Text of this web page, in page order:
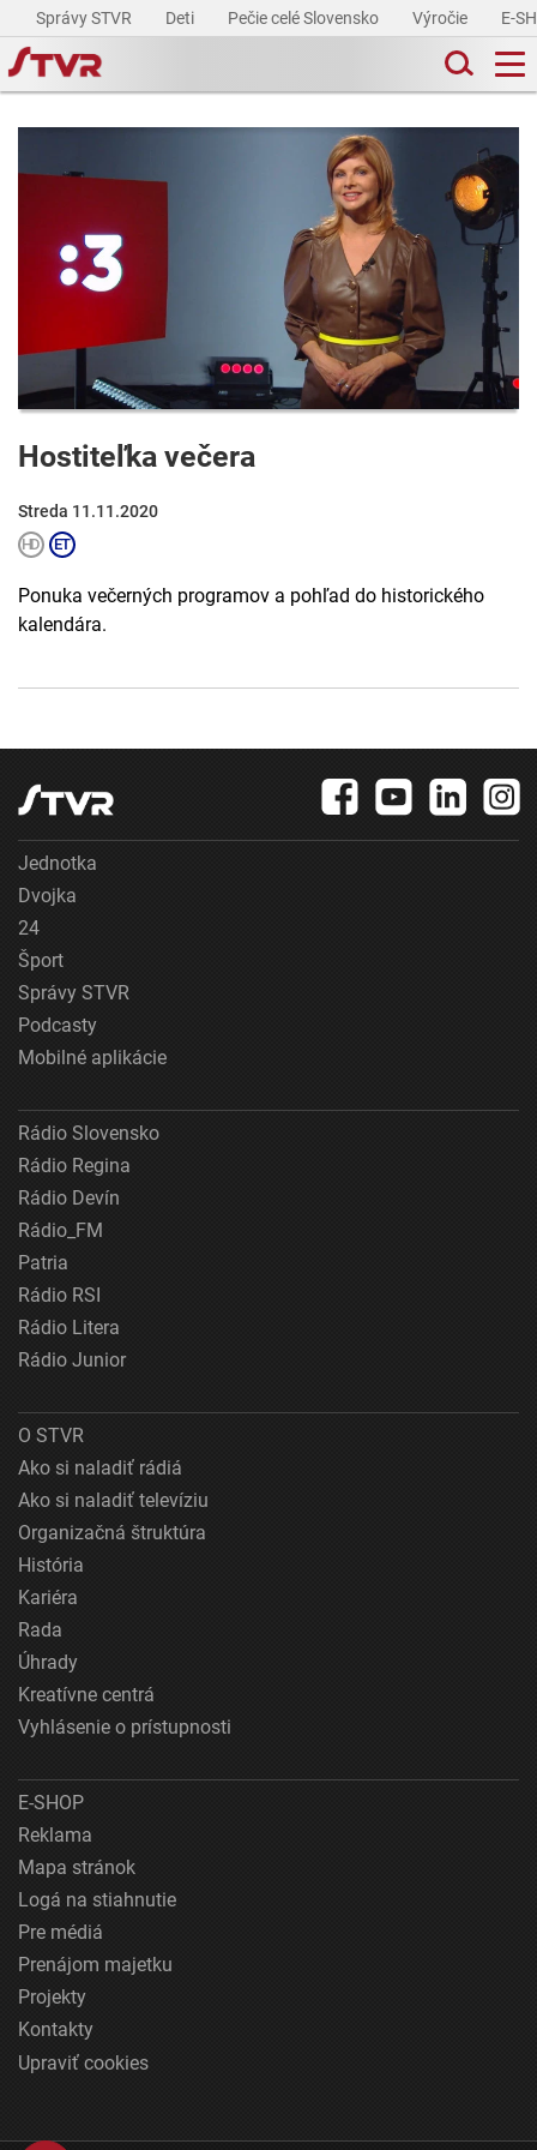
Správy STVR Deti Pečie celé Slovensko Výročie E-
Hostiteľka večera
Streda 11.11.2020
Ponuka večerných programov a pohľad do historického
kalendára.
Jednotka
Dvojka
24
Šport
Správy STVR
Podcasty
Mobilné aplikácie
Rádio Slovensko
Rádio Regina
Rádio Devín
Rádio_FM
Patria
Rádio RSI
Rádio Litera
Rádio Junior
O STVR
Ako si naladiť rádiá
Ako si naladiť televíziu
Organizačná štruktúra
História
Kariéra
Rada
Úhrady
Kreatívne centrá
Vyhlásenie o prístupnosti
E-SHOP
Reklama
Mapa stránok
Logá na stiahnutie
Pre médiá
Prenájom majetku
Projekty
Kontakty
Upraviť cookies